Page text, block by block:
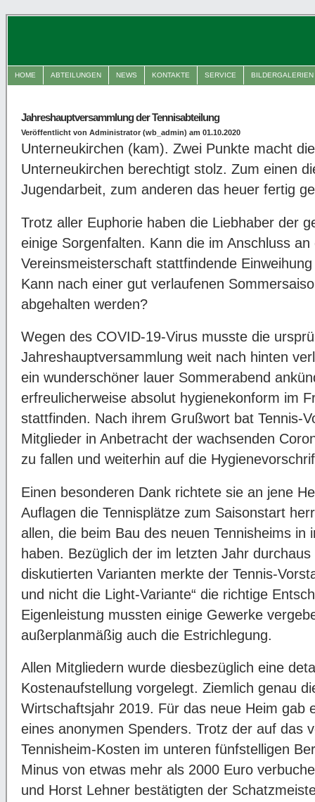
HOME ABTEILUNGEN NEWS KONTAKTE SERVICE BILDERGALERIEN
Jahreshauptversammlung der Tennisabteilung
Veröffentlicht von Administrator (wb_admin) am 01.10.2020
Unterneukirchen (kam). Zwei Punkte macht
Unterneukirchen berechtigt stolz. Zum einen
Jugendarbeit, zum anderen das heuer fertig
Trotz aller Euphorie haben die Liebhaber der
einige Sorgenfalten. Kann die im Anschluss
Vereinsmeisterschaft stattfindende
Kann nach einer gut verlaufenen
abgehalten werden?
Wegen des COVID-19-Virus musste die
Jahreshauptversammlung weit nach hinten
ein wunderschöner lauer Sommerabend
erfreulicherweise absolut hygienekonform im
stattfinden. Nach ihrem Grußwort bat Tennis-
Mitglieder in Anbetracht der wachsenden
zu fallen und weiterhin auf die
Einen besonderen Dank richtete sie an jene
Auflagen die Tennisplätze zum Saisonstart
allen, die beim Bau des neuen Tennisheims in
haben. Bezüglich der im letzten Jahr
diskutierten Varianten merkte der Tennis-
und nicht die Light-Variante“ die richtige
Eigenleistung mussten einige Gewerke
außerplanmäßig auch die Estrichlegung.
Allen Mitgliedern wurde diesbezüglich eine
Kostenaufstellung vorgelegt. Ziemlich genau
Wirtschaftsjahr 2019. Für das neue Heim gab
eines anonymen Spenders. Trotz der auf das
Tennisheim-Kosten im unteren fünfstelligen
Minus von etwas mehr als 2000 Euro
und Horst Lehner bestätigten der